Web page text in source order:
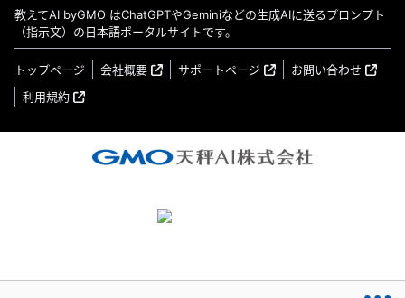
教えてAI byGMO はChatGPTやGeminiなどの生成AIに送るプロンプト
（指示文）の日本語ポータルサイトです。
トップページ 会社概要 サポートページ
お問い合わせ
利用規約